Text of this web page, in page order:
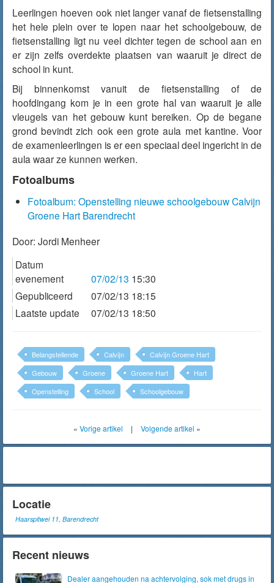
Leerlingen hoeven ook niet langer vanaf de fietsenstalling
het hele plein over te lopen naar het schoolgebouw, de
fietsenstalling ligt nu veel dichter tegen de school aan en
er zijn zelfs overdekte plaatsen van waaruit je direct de
school in kunt.
Bij binnenkomst vanuit de fietsenstalling of de
hoofdingang kom je in een grote hal van waaruit je alle
vleugels van het gebouw kunt bereiken. Op de begane
grond bevindt zich ook een grote aula met kantine. Voor
de examenleerlingen is er een speciaal deel ingericht in de
aula waar ze kunnen werken.
Fotoalbums
Fotoalbum: Openstelling nieuwe schoolgebouw Calvijn
Groene Hart Barendrecht
Door: Jordi Menheer
Datum
evenement
07/02/13 15:30
Gepubliceerd
07/02/13 18:15
Laatste update
07/02/13 18:50
Belangstellende Calvijn
Calvijn Groene Hart
Gebouw
Groene Groene Hart
Hart
Openstelling
School Schoolgebouw
« Vorige artikel | Volgende artikel »
Locatie
Haarspitwei 11, Barendrecht
Recent nieuws
Dealer aangehouden na achtervolging, sok met drugs in